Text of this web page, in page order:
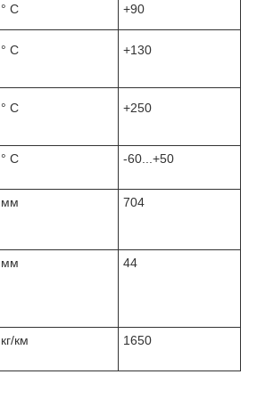
° С +90
° С +130
° С +250
° С -60...+50
мм 704
мм 44
кг/км 1650